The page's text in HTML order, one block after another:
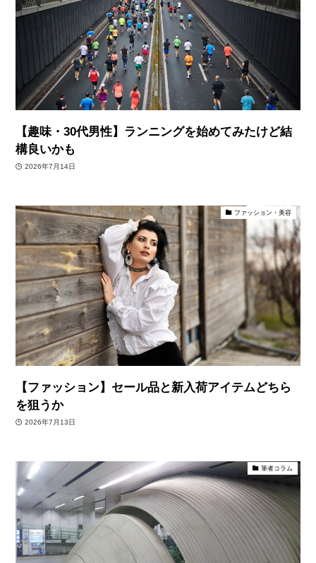
【趣味・30代男性】ランニングを始めてみたけど結
構良いかも
2026年7月14日
ファッション・美容
【ファッション】セール品と新入荷アイテムどちら
を狙うか
2026年7月13日
筆者コラム